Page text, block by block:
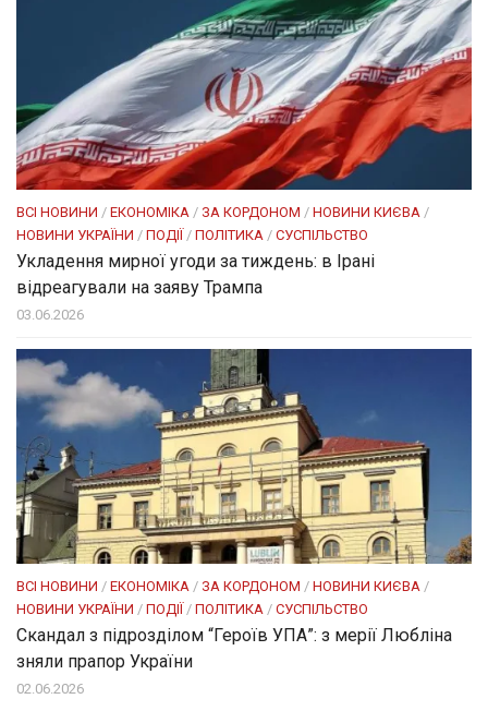
ВСІ НОВИНИ / ЕКОНОМІКА / ЗА КОРДОНОМ / НОВИНИ КИЄВА /
НОВИНИ УКРАЇНИ / ПОДІЇ / ПОЛІТИКА / СУСПІЛЬСТВО
Укладення мирної угоди за тиждень: в Ірані
відреагували на заяву Трампа
03.06.2026
ВСІ НОВИНИ / ЕКОНОМІКА / ЗА КОРДОНОМ / НОВИНИ КИЄВА /
НОВИНИ УКРАЇНИ / ПОДІЇ / ПОЛІТИКА / СУСПІЛЬСТВО
Скандал з підрозділом “Героїв УПА”: з мерії Любліна
зняли прапор України
02.06.2026